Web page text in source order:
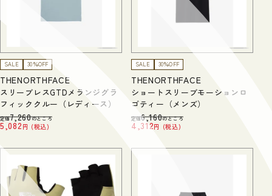
SALE 30％OFF
THENORTHFACE
スリーブレスGTDメランジグラ
フィッククルー（レディース）
定価7,260のところ
5,082 税込
SALE 30％OFF
THENORTHFACE
ショートスリーブモーションロ
ゴティー（メンズ）
定価6,160のところ
4,312 税込